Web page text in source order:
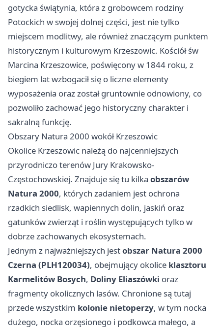
gotycka świątynia, która z grobowcem rodziny
Potockich w swojej dolnej części, jest nie tylko
miejscem modlitwy, ale również znaczącym punktem
historycznym i kulturowym Krzeszowic. Kościół św
Marcina Krzeszowice, poświęcony w 1844 roku, z
biegiem lat wzbogacił się o liczne elementy
wyposażenia oraz został gruntownie odnowiony, co
pozwoliło zachować jego historyczny charakter i
sakralną funkcję.
Obszary Natura 2000 wokół Krzeszowic
Okolice Krzeszowic należą do najcenniejszych
przyrodniczo terenów Jury Krakowsko-
Częstochowskiej. Znajduje się tu kilka obszarów
Natura 2000, których zadaniem jest ochrona
rzadkich siedlisk, wapiennych dolin, jaskiń oraz
gatunków zwierząt i roślin występujących tylko w
dobrze zachowanych ekosystemach.
Jednym z najważniejszych jestobszar Natura 2000
Czerna (PLH120034), obejmujący okolice klasztoru
Karmelitów Bosych, Doliny Eliaszówki oraz
fragmenty okolicznych lasów. Chronione są tutaj
przede wszystkim kolonie nietoperzy, w tym nocka
dużego, nocka orzęsionego i podkowca małego, a